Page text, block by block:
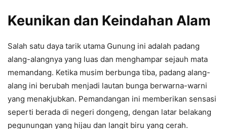
Keunikan dan Keindahan Alam
Salah satu daya tarik utama Gunung ini adalah padang
alang-alangnya yang luas dan menghampar sejauh mata
memandang. Ketika musim berbunga tiba, padang alang-
alang ini berubah menjadi lautan bunga berwarna-warni
yang menakjubkan. Pemandangan ini memberikan sensasi
seperti berada di negeri dongeng, dengan latar belakang
pegunungan yang hijau dan langit biru yang cerah.